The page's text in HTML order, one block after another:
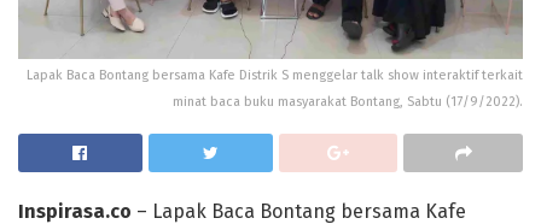
Lapak Baca Bontang bersama Kafe Distrik S menggelar talk show interaktif terkait
minat baca buku masyarakat Bontang, Sabtu (17/9/2022).
Inspirasa.co – Lapak Baca Bontang bersama Kafe